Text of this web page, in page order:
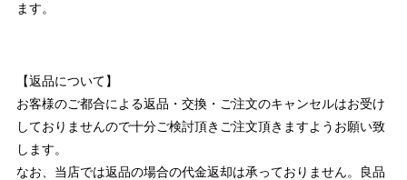
ます。
【返品について】
お客様のご都合による返品・交換・ご注文のキャンセルはお受け
しておりませんので十分ご検討頂きご注文頂きますようお願い致
します。
なお、当店では返品の場合の代金返却は承っておりません。良品